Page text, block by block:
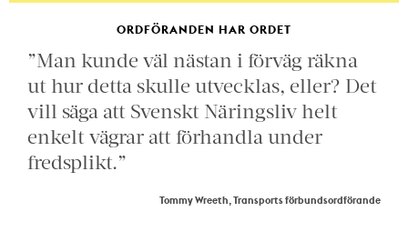
ORDFÖRANDEN HAR ORDET
”Man kunde väl nästan i förväg räkna
ut hur detta skulle utvecklas, eller? Det
vill säga att Svenskt Näringsliv helt
enkelt vägrar att förhandla under
fredsplikt.”
Tommy Wreeth, Transports förbundsordförande